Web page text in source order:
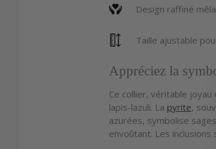
Design raffiné
Taille ajustable
Appréciez la
Ce collier, véritable
lapis-lazuli. La pyrite,
azurées, symbolise
envoûtant. Les